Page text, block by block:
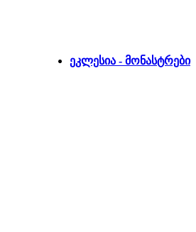
ეკლესია - მონასტრები